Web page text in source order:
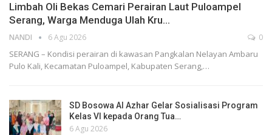
Limbah Oli Bekas Cemari Perairan Laut Puloampel
Serang, Warga Menduga Ulah Kru…
NANDI 6 Agu 2026 0
SERANG – Kondisi perairan di kawasan Pangkalan Nelayan Ambaru
Pulo Kali, Kecamatan Puloampel, Kabupaten Serang,…
SD Bosowa Al Azhar Gelar Sosialisasi Program
Kelas VI kepada Orang Tua…
6 Agu 2026